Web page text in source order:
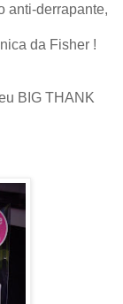
anti-derrapante,
da Fisher !
BIG THANK